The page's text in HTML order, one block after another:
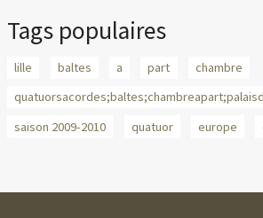
Tags populaires
lille baltes a part
chambre
saison 2009-2010
quatuor europe